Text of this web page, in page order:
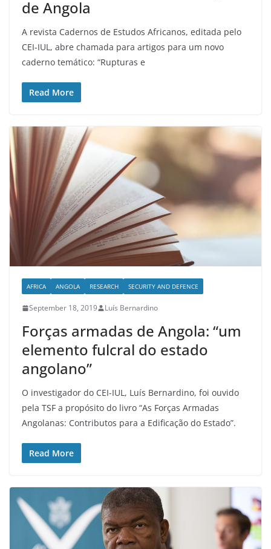
de Angola
A revista Cadernos de Estudos Africanos, editada pelo
CEI-IUL, abre chamada para artigos para um novo
caderno temático: “Rupturas e
Read More
AFRICA ANGOLA RESEARCH SECURITY AND DEFENCE
September 18, 2019 Luís Bernardino
Forças armadas de Angola: “um
elemento fulcral do estado
angolano”
O investigador do CEI-IUL, Luís Bernardino, foi ouvido
pela TSF a propósito do livro “As Forças Armadas
Angolanas: Contributos para a Edificação do Estado”.
Read More